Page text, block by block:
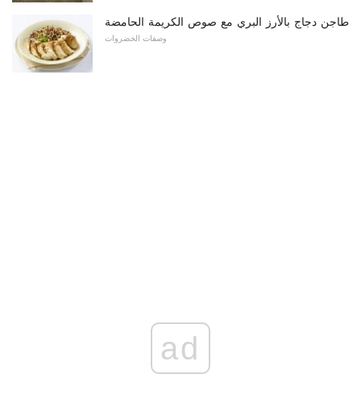
طاجن دجاج بالأرز البري مع صوص الكريمة الحامضة
وصفات الخضروات
ad